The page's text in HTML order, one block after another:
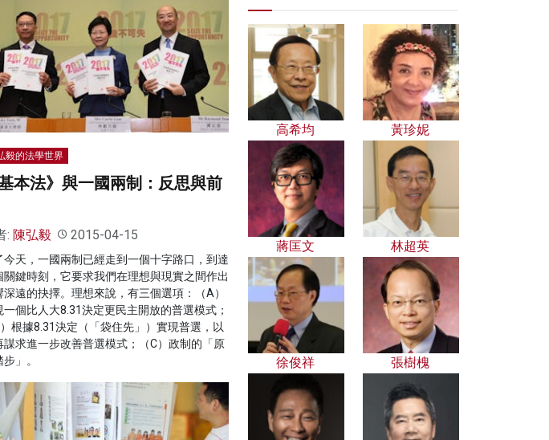
毅的法學世界
基本法》與一國兩制：反思與前
: 陳弘毅 2015-04-15
今天，一國兩制已經走到一個十字路口，到達
關鍵時刻，它要求我們在理想與現實之間作出
深遠的抉擇。理想來說，有三個選項：（A）
一個比人大8.31決定更民主開放的普選模式；
）根據8.31決定（「袋住先」）實現普選，以
謀求進一步改善普選模式；（C）政制的「原
」。
高希均 黃珍妮
蔣匡文 林超英
徐俊祥 張樹槐